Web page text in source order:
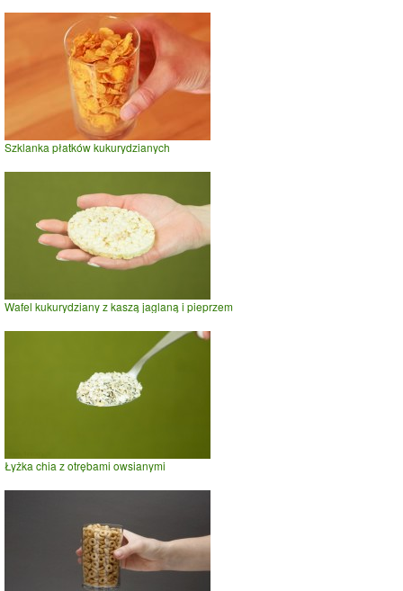
Szklanka płatków kukurydzianych
Wafel kukurydziany z kaszą jaglaną i pieprzem
Łyżka chia z otrębami owsianymi